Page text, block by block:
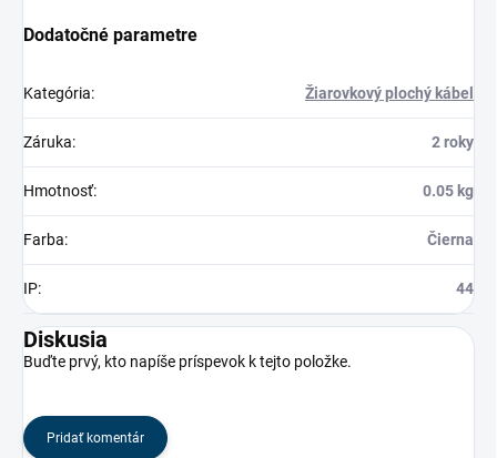
Dodatočné parametre
Kategória: Žiarovkový plochý kábel
Záruka: 2 roky
Hmotnosť: 0.05 kg
Farba: Čierna
IP: 44
Diskusia
Buďte prvý, kto napíše príspevok k tejto položke.
Pridať komentár